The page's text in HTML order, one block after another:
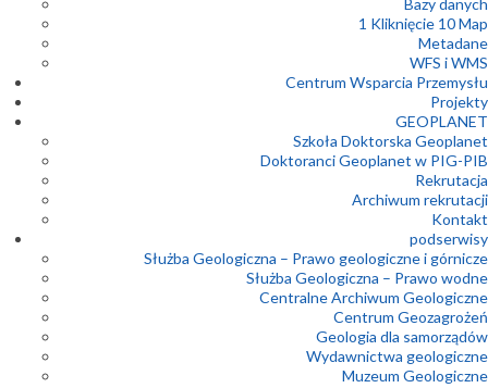
Bazy danych
1 Kliknięcie 10 Map
Metadane
WFS i WMS
Centrum Wsparcia Przemysłu
Projekty
GEOPLANET
Szkoła Doktorska Geoplanet
Doktoranci Geoplanet w PIG-PIB
Rekrutacja
Archiwum rekrutacji
Kontakt
podserwisy
Służba Geologiczna – Prawo geologiczne i górnicze
Służba Geologiczna – Prawo wodne
Centralne Archiwum Geologiczne
Centrum Geozagrożeń
Geologia dla samorządów
Wydawnictwa geologiczne
Muzeum Geologiczne